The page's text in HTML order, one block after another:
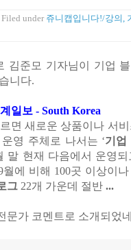
Filed under 쥬니캡입니다!/강의,
김준모 기자님이 기업
니다.
일보 - South Korea
면 새로운 상품이나 서
영 주체로 나서는 ‘기업
말 현재 다음에서 운영
에 비해 100곳 이상이
그 22개 가운데 절반 ...
문가 코멘트로 소개되었